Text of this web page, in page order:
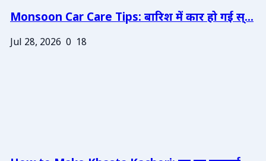
Monsoon Car Care Tips: बारिश में कार हो गई स्...
Jul 28, 2026 0 18